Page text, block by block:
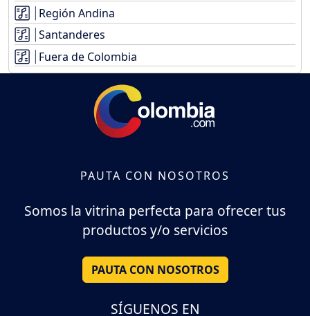
Región Andina
Santanderes
Fuera de Colombia
PAUTA CON NOSOTROS
Somos la vitrina perfecta para ofrecer tus
productos y/o servicios
PAUTA CON NOSOTROS
SÍGUENOS EN